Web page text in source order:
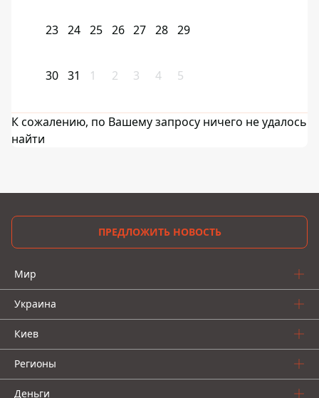
23 24 25 26 27 28 29
30 31 1 2 3 4 5
К сожалению, по Вашему запросу ничего не удалось
найти
ПРЕДЛОЖИТЬ НОВОСТЬ
Мир
Украина
Киев
Регионы
Деньги